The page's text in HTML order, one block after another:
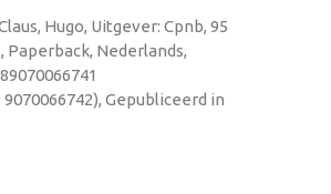
Hugo, Uitgever: Cpnb, 95
Paperback, Nederlands,
9070066742), Gepubliceerd in